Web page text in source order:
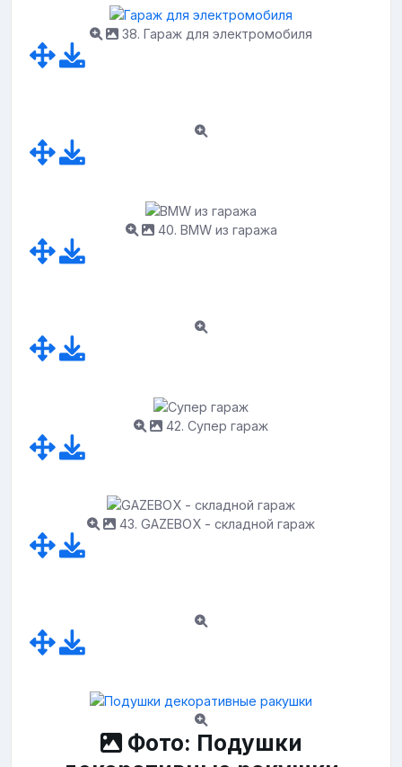
38. Гараж для электромобиля
40. BMW из гаража
42. Супер гараж
43. GAZEBOX - складной гараж
Фото: Подушки